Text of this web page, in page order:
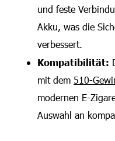
und feste
Akku, was die
verbessert.
Kompatibilität:
mit dem 510-
modernen E-
Auswahl an